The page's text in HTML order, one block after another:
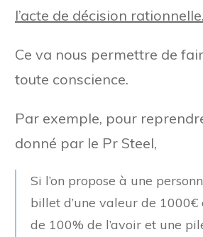
l’acte de décision rationnelle.
Ce va nous permettre de
toute conscience.
Par exemple, pour
donné par le Pr Steel,
Si l’on propose à une
billet d’une valeur de
de 100% de l’avoir et une